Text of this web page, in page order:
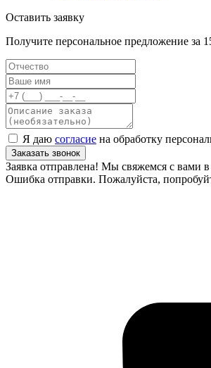
Оставить заявку
Получите персональное предложение за
Я даю согласие на обработку
Заказать звонок
Заявка отправлена! Мы свяжемся с вами
Ошибка отправки. Пожалуйста,